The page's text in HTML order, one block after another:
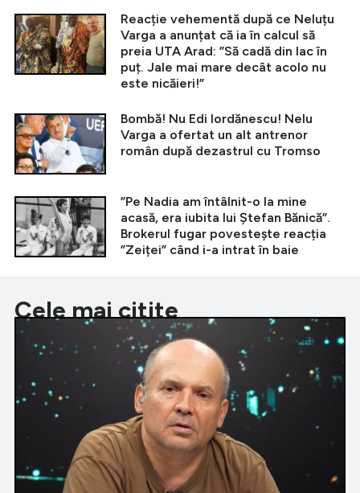
Reacție vehementă după ce Neluțu
Varga a anunțat că ia în calcul să
preia UTA Arad: ”Să cadă din lac în
puț. Jale mai mare decât acolo nu
este nicăieri!”
Bombă! Nu Edi Iordănescu! Nelu
Varga a ofertat un alt antrenor
român după dezastrul cu Tromso
”Pe Nadia am întâlnit-o la mine
acasă, era iubita lui Ștefan Bănică”.
Brokerul fugar povestește reacția
”Zeiței” când i-a intrat în baie
Cele mai citite